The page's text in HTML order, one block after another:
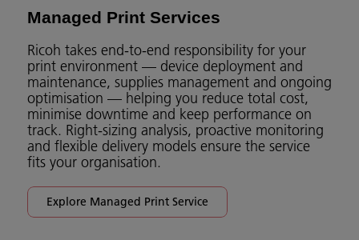
Managed Print Services
Ricoh takes end-to-end responsibility for your
print environment — device deployment and
maintenance, supplies management and ongoing
optimisation — helping you reduce total cost,
minimise downtime and keep performance on
track. Right-sizing analysis, proactive monitoring
and flexible delivery models ensure the service
fits your organisation.
Explore Managed Print Service